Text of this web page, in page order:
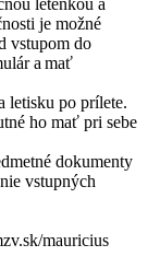
je možné
vstupom do
a mať
letisku po prílete.
ho mať pri sebe
dokumenty
vstupných
mauricius